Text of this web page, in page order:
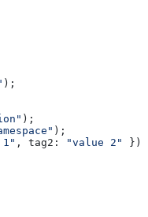
);
);
);
, tag2: "value 2"
});